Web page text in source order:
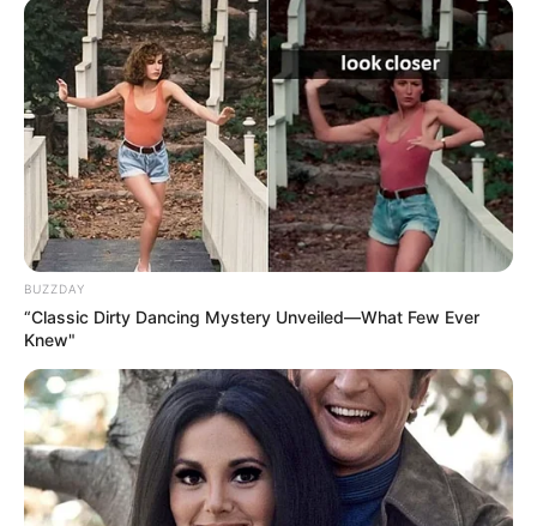
BUZZDAY
“Classic Dirty Dancing Mystery Unveiled—What Few Ever
Knew"